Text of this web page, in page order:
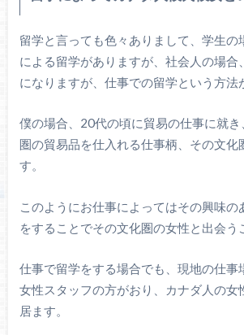
留学と言っても色々ありまして、学生の
による留学がありますが、社会人の場合
になりますが、仕事での留学という方法
僕の場合、20代の頃に貿易の仕事に就
圏の貿易品を仕入れる仕事柄、その文化
す。
このようにお仕事によってはその興味の
をすることでその文化圏の女性と出会う
仕事で留学をする場合でも、現地の仕事
女性スタッフの方がおり、カナダ人の女
居ます。